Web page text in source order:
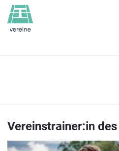
Vereinstrainer:in